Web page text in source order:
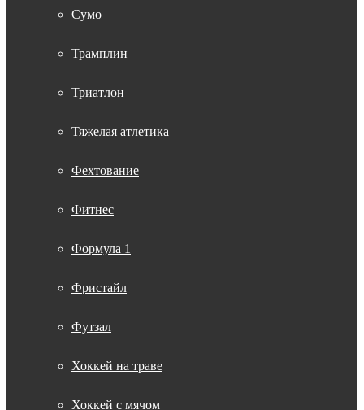
Сумо
Трамплин
Триатлон
Тяжелая атлетика
Фехтование
Фитнес
Формула 1
Фристайл
Футзал
Хоккей на траве
Хоккей с мячом